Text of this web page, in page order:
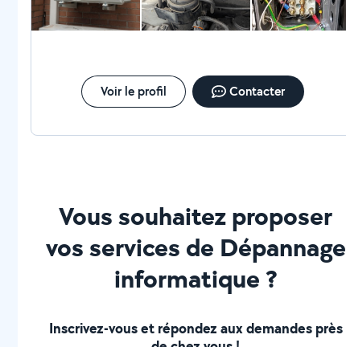
Voir le profil Contacter
Vous souhaitez proposer
vos services de Dépannage
informatique ?
Inscrivez-vous et répondez aux demandes près